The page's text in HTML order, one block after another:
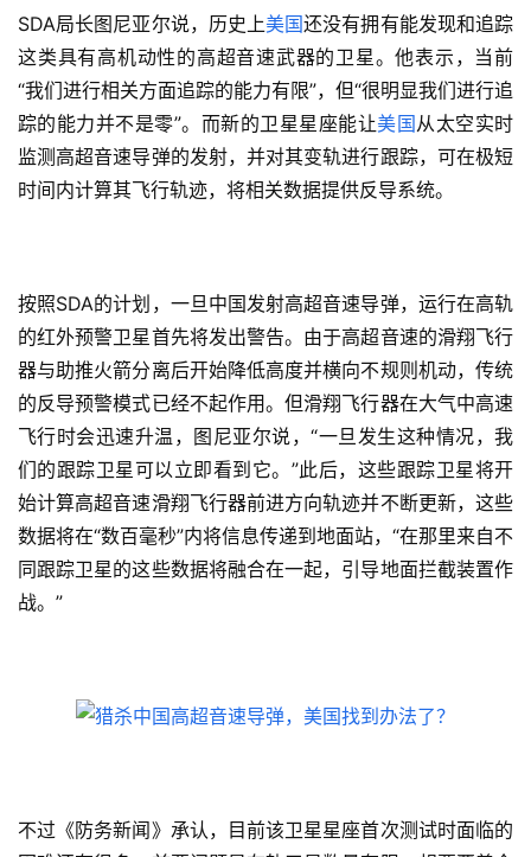
SDA局长图尼亚尔说，历史上美国还没有拥有能发现和追踪
这类具有高机动性的高超音速武器的卫星。他表示，当前
“我们进行相关方面追踪的能力有限”，但“很明显我们进行追
踪的能力并不是零”。而新的卫星星座能让美国从太空实时
监测高超音速导弹的发射，并对其变轨进行跟踪，可在极短
时间内计算其飞行轨迹，将相关数据提供反导系统。
按照SDA的计划，一旦中国发射高超音速导弹，运行在高轨
的红外预警卫星首先将发出警告。由于高超音速的滑翔飞行
器与助推火箭分离后开始降低高度并横向不规则机动，传统
的反导预警模式已经不起作用。但滑翔飞行器在大气中高速
飞行时会迅速升温，图尼亚尔说，“一旦发生这种情况，我
们的跟踪卫星可以立即看到它。”此后，这些跟踪卫星将开
始计算高超音速滑翔飞行器前进方向轨迹并不断更新，这些
数据将在“数百毫秒”内将信息传递到地面站，“在那里来自不
同跟踪卫星的这些数据将融合在一起，引导地面拦截装置作
战。”
不过《防务新闻》承认，目前该卫星星座首次测试时面临的